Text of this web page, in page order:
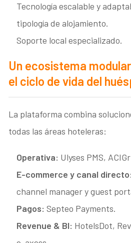
Tecnología escalable y
tipología de alojamiento.
Soporte local especializado.
Un ecosistema
el ciclo de vida del
La plataforma combina
todas las áreas hoteleras:
Operativa: Ulyses PMS,
E-commerce y canal directo:
channel manager y guest
Pagos: Septeo Payments.
Revenue & BI: HotelsDot,